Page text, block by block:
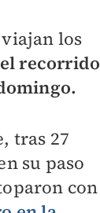
los
recorrido
tras 27
su paso
con